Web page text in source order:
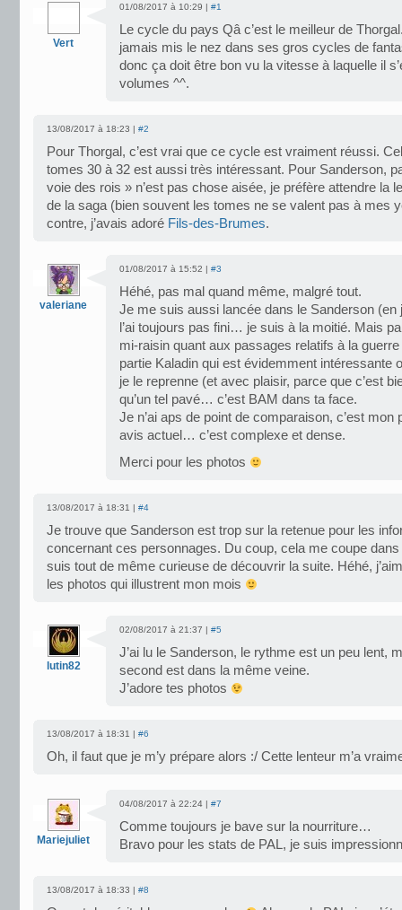
Vert
01/08/2017 à 10:29 | #1
Le cycle du pays Qâ c’est le meilleur de
jamais mis le nez dans ses gros cycles de
donc ça doit être bon vu la vitesse à laquelle il
volumes ^^.
13/08/2017 à 18:23 | #2
Pour Thorgal, c’est vrai que ce cycle est vraiment réussi.
tomes 30 à 32 est aussi très intéressant. Pour Sanderson,
voie des rois » n’est pas chose aisée, je préfère attendre la
de la saga (bien souvent les tomes ne se valent pas à mes
contre, j’avais adoré Fils-des-Brumes.
valeriane
01/08/2017 à 15:52 | #3
Héhé, pas mal quand même, malgré tout.
Je me suis aussi lancée dans le Sanderson (en
l’ai toujours pas fini… je suis à la moitié. Mais
mi-raisin quant aux passages relatifs à la
partie Kaladin qui est évidemment intéressante
je le reprenne (et avec plaisir, parce que c’est
qu’un tel pavé… c’est BAM dans ta face.
Je n’ai aps de point de comparaison, c’est
avis actuel… c’est complexe et dense.
Merci pour les photos
13/08/2017 à 18:31 | #4
Je trouve que Sanderson est trop sur la retenue pour les
concernant ces personnages. Du coup, cela me coupe
suis tout de même curieuse de découvrir la suite. Héhé,
les photos qui illustrent mon mois
lutin82
02/08/2017 à 21:37 | #5
J’ai lu le Sanderson, le rythme est un peu lent,
second est dans la même veine.
J’adore tes photos
13/08/2017 à 18:31 | #6
Oh, il faut que je m’y prépare alors :/ Cette lenteur m’a
Mariejuliet
04/08/2017 à 22:24 | #7
Comme toujours je bave sur la nourriture…
Bravo pour les stats de PAL, je suis
13/08/2017 à 18:33 | #8